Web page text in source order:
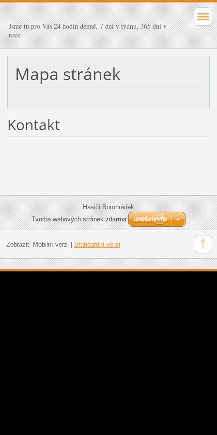
Jsme tu pro Vás 24 hodin denně, 7 dní v týdnu, 365 dní v
roce...
Mapa stránek
Kontakt
Hasiči Borohrádek
Tvorba webových stránek zdarma
Zobrazit: Mobilní verzi Standardní verzi